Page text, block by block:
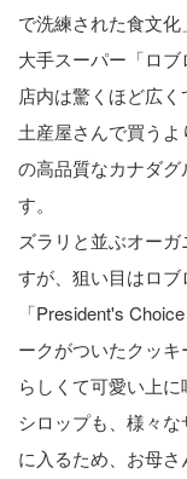
で洗練された食文化
大手スーパー「ロブ
店内は驚くほど広
土産屋さんで買う
の高品質なカナダ
す。
ズラリと並ぶオー
すが、狙い目はロ
「President's
ークがついたクッ
らしくて可愛い上
シロップも、様々
に入るため、お母